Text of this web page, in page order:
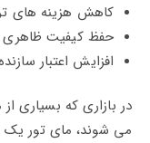
کاهش هزینه‌ های
حفظ کیفیت ظاهری
افزایش اعتبار
در بازاری که بسیاری
می‌ شوند، مای‌ تور